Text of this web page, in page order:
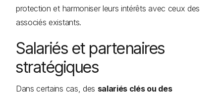
protection et harmoniser leurs intérêts avec ceux des
associés existants.
Salariés et partenaires
stratégiques
Dans certains cas, des salariés clés ou des